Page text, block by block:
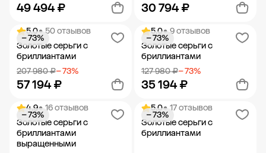
49 494 ₽
Добавить в корзину
30 794 ₽
Добавить в корзину
5.0• 50 отзывов
Золотые серьги с
бриллиантами
207 980 ₽− 73%
57 194 ₽
− 73%
Добавить в корзину
5.0• 9 отзывов
Золотые серьги с
бриллиантами
127 980 ₽− 73%
35 194 ₽
− 73%
Добавить в корзину
4.9• 16 отзывов
Золотые серьги с
бриллиантами
выращенными
− 73%
5.0• 17 отзывов
Золотые серьги с
бриллиантами
− 73%